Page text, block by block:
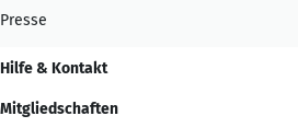
Presse
Hilfe & Kontakt
Mitgliedschaften